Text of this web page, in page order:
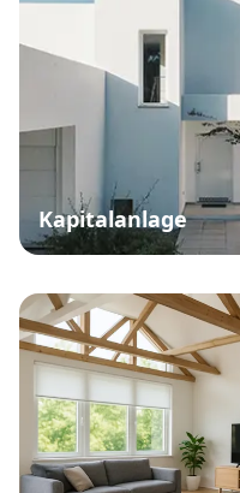
Kapitalanlage